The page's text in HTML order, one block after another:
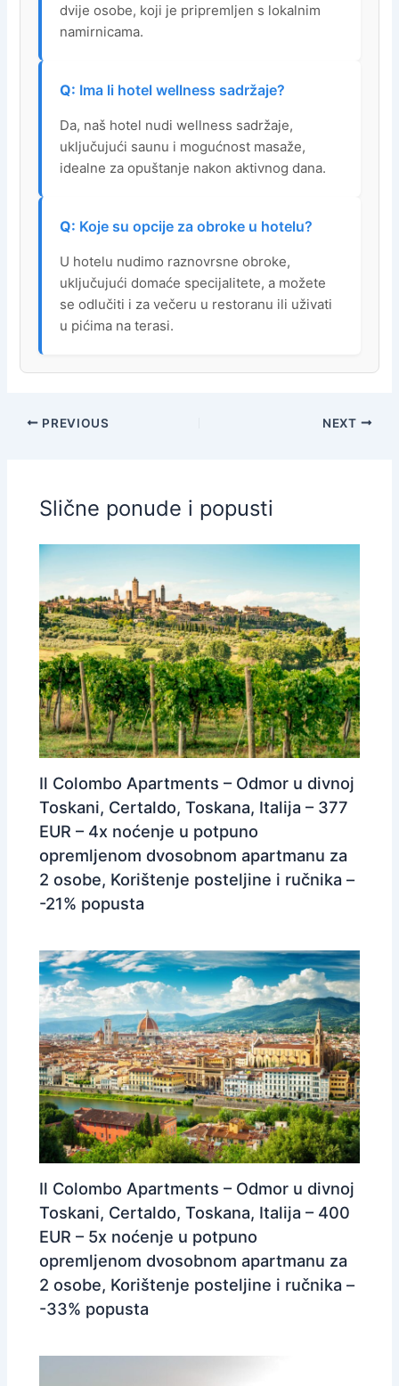
dvije osobe, koji je pripremljen s lokalnim
namirnicama.
Ima li hotel wellness sadržaje?
Da, naš hotel nudi wellness sadržaje,
uključujući saunu i mogućnost masaže,
idealne za opuštanje nakon aktivnog dana.
Koje su opcije za obroke u hotelu?
U hotelu nudimo raznovrsne obroke,
uključujući domaće specijalitete, a možete
se odlučiti i za večeru u restoranu ili uživati
u pićima na terasi.
PREVIOUS NEXT
Slične ponude i popusti
Il Colombo Apartments – Odmor u divnoj
Toskani, Certaldo, Toskana, Italija – 377
EUR – 4x noćenje u potpuno
opremljenom dvosobnom apartmanu za
2 osobe, Korištenje posteljine i ručnika –
-21% popusta
Il Colombo Apartments – Odmor u divnoj
Toskani, Certaldo, Toskana, Italija – 400
EUR – 5x noćenje u potpuno
opremljenom dvosobnom apartmanu za
2 osobe, Korištenje posteljine i ručnika –
-33% popusta